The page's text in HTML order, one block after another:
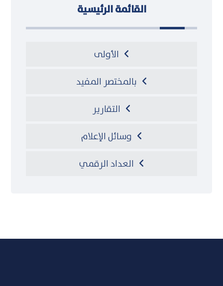
القائمة الرئيسية
الأولى
بالمختصر المفيد
التقارير
وسائل الإعلام
العداد الرقمي